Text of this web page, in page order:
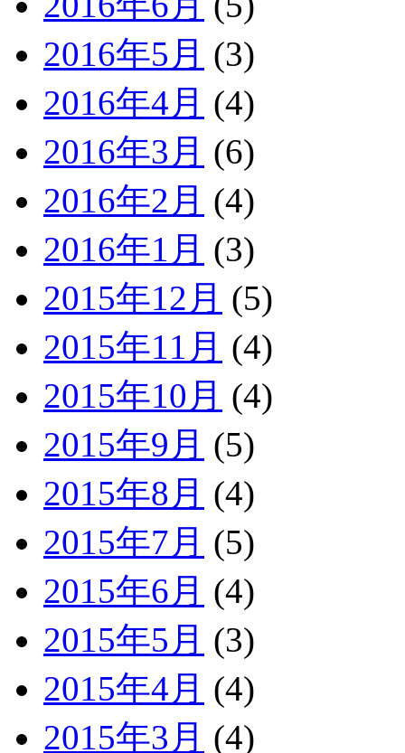
2016年5月 (3)
2016年4月 (4)
2016年3月 (6)
2016年2月 (4)
2016年1月 (3)
2015年12月 (5)
2015年11月 (4)
2015年10月 (4)
2015年9月 (5)
2015年8月 (4)
2015年7月 (5)
2015年6月 (4)
2015年5月 (3)
2015年4月 (4)
2015年3月 (4)